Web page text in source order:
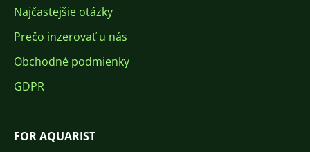
Najčastejšie otázky
Prečo inzerovať u nás
Obchodné podmienky
GDPR
FOR AQUARIST